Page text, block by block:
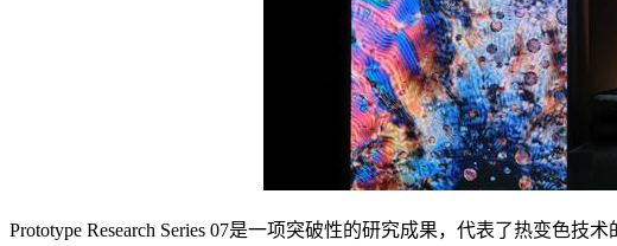
Prototype Research Series 07是一项突破性的研究成果，代表了热变色